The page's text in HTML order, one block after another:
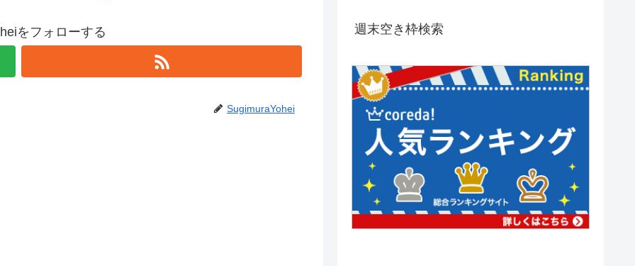
をフォローする
SugimuraYohei
週末空き枠検索